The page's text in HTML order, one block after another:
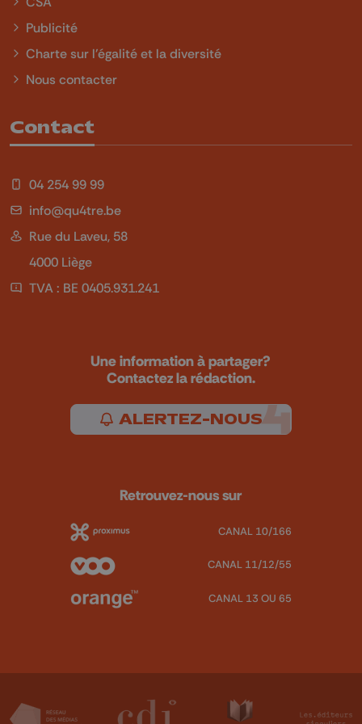
Publicité
Charte sur l'égalité et la diversité
Nous contacter
Contact
04 254 99 99
info@qu4tre.be
Rue du Laveu, 58
4000 Liège
TVA : BE 0405.931.241
Une information à partager?
Contactez la rédaction.
ALERTEZ-NOUS
Retrouvez-nous sur
CANAL 10/166
CANAL 11/12/55
CANAL 13 OU 65